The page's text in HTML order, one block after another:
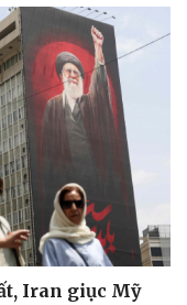
Iran giục Mỹ